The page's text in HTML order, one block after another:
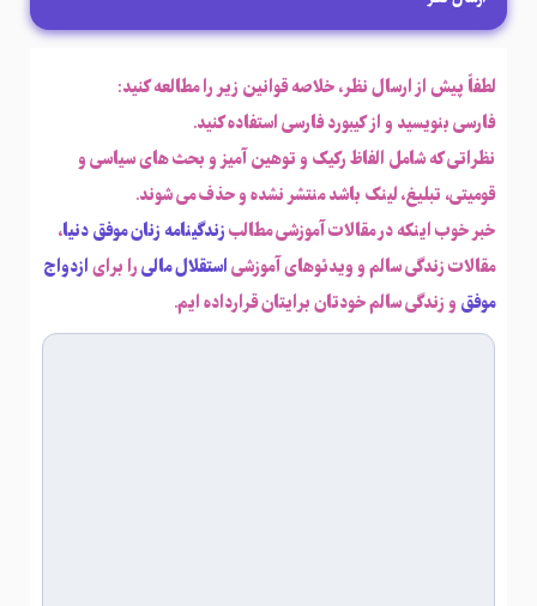
لطفاً پیش از ارسال نظر، خلاصه قوانین زیر را مطالعه کنید:
فارسی بنویسید و از کیبورد فارسی استفاده کنید.
نظراتی که شامل الفاظ رکیک و توهین آمیز و بحث های سیاسی و
قومیتی، تبلیغ، لینک باشد منتشر نشده و حذف می شوند.
خبر خوب اینکه در مقالات آموزشی مطالبزندگینامه زنان موفق دنیا،
مقالات زندگی سالم و ویدئوهای آموزشیاستقلال مالیرا برایازدواج
موفق و زندگی سالم خودتان برایتان قرارداده ایم.